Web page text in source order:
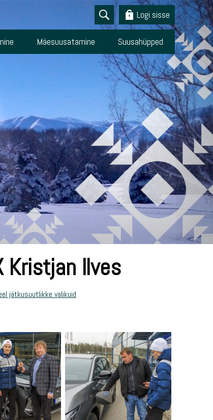
Logi sisse
Mäesuusatamine Suusahüpped
Kristjan Ilves
jätkusuutlikke valikuid